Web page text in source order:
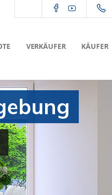
VERKÄUFER KÄUFER